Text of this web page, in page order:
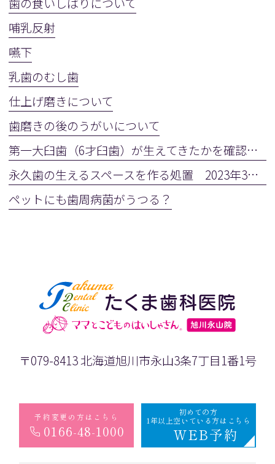
哺乳反射
嚥下
乳歯のむし歯
仕上げ磨きについて
歯磨きの後のうがいについて
第一大臼歯（6才臼歯）が生えてきたかを確認しましょう
永久歯の生えるスペースを作る処置 2023年3月28日(火)
ペットにも歯周病菌がうつる？
〒079-8413 北海道旭川市永山3条7丁目1番1号
予約変更の方はこちら
0166-48-1000
初めての方
1年以上空いている方はこちら
WEB予約